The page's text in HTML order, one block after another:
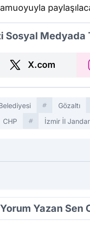
Sosyal Medyada
X.com
Gözaltı
CHP İzmir İl
Yazan Sen